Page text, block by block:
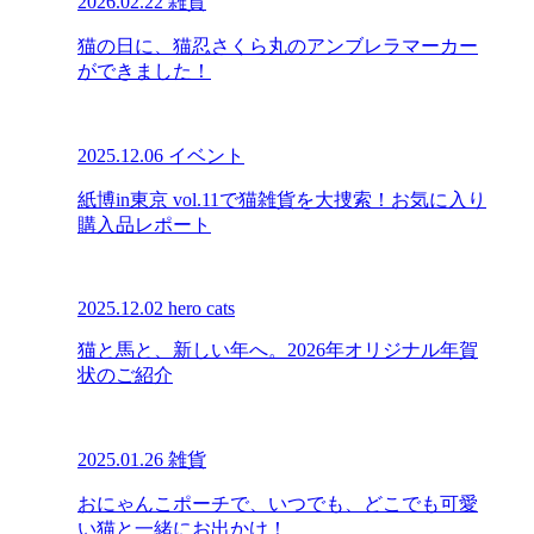
猫の日に、猫忍さくら丸のアンブレラマーカー
ができました！
2025.12.06 イベント
紙博in東京 vol.11で猫雑貨を大捜索！お気に入り
購入品レポート
2025.12.02 hero cats
猫と馬と、新しい年へ。2026年オリジナル年賀
状のご紹介
2025.01.26 雑貨
おにゃんこポーチで、いつでも、どこでも可愛
い猫と一緒にお出かけ！